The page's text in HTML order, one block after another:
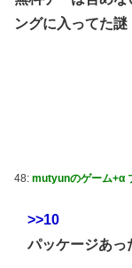
ングに入ってた謎
48: mutyunのゲーム+α
>>10
パッケージあっ